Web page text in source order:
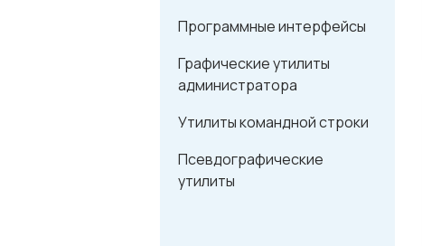
Программные интерфейсы
Графические утилиты
администратора
Утилиты командной строки
Псевдографические
утилиты